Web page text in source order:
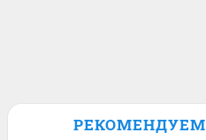
РЕКОМЕНДУЕМ